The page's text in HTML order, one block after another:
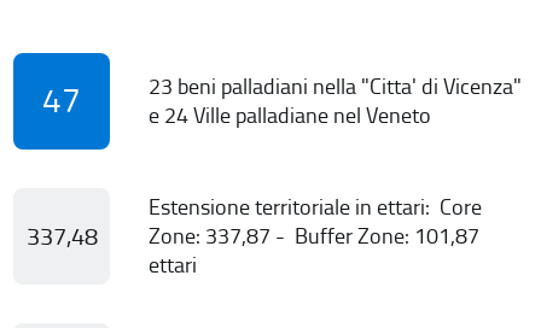
47
23 beni palladiani nella "Citta' di Vicenza"
e 24 Ville palladiane nel Veneto
337,48
Estensione territoriale in ettari: Core
Zone: 337,87 - Buffer Zone: 101,87
ettari